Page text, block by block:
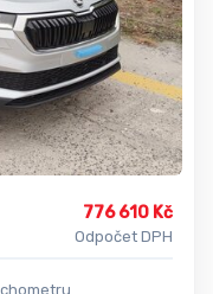
776 610 Kč
Odpočet DPH